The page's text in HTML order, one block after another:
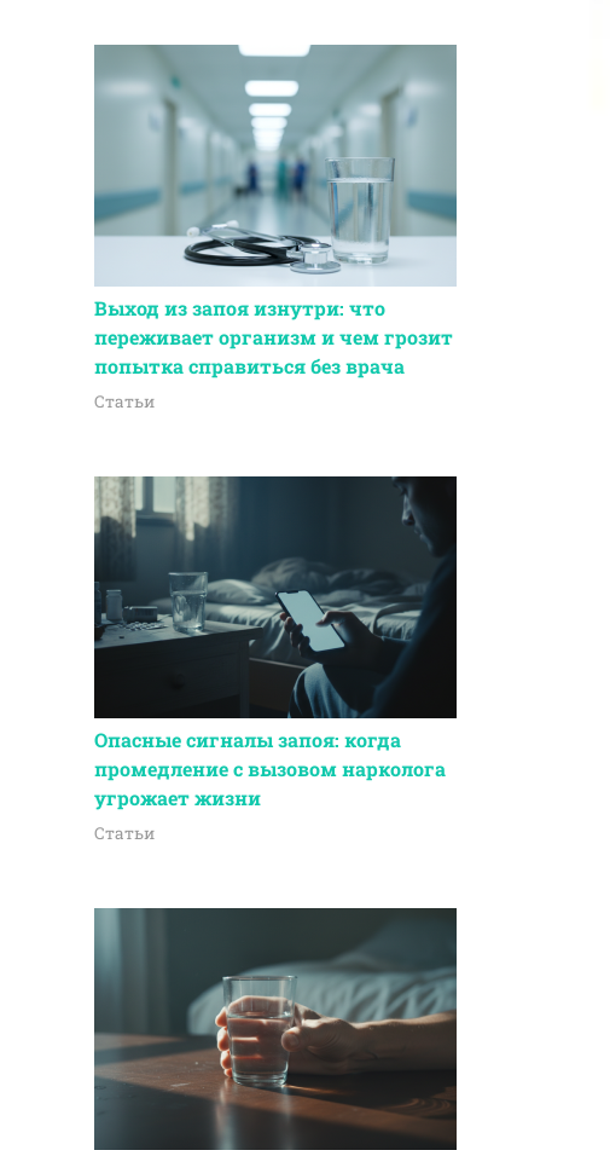
Выход из запоя изнутри: что
переживает организм и чем грозит
попытка справиться без врача
Статьи
Опасные сигналы запоя: когда
промедление с вызовом нарколога
угрожает жизни
Статьи